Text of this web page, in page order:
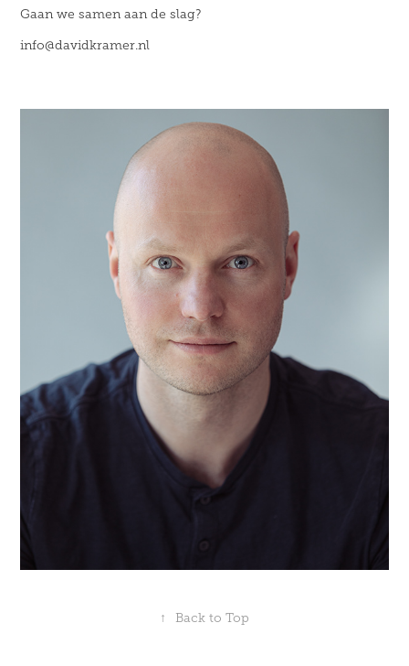
Gaan we samen aan de slag?
info@davidkramer.nl
↑ Back to Top